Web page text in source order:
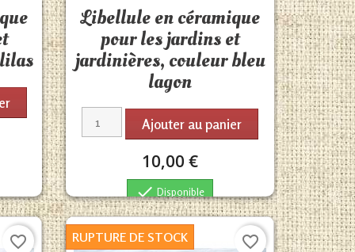
Libellule en céramique
pour les jardins et
jardinières, couleur bleu
lagon
Ajouter au panier
10,00 €
Disponible
favorite_border RUPTURE DE STOCK favorite_border